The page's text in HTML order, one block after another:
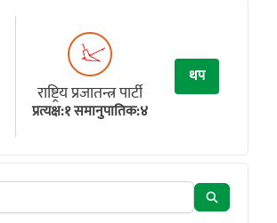
राष्ट्रिय प्रजातन्त्र पार्टी
प्रत्यक्ष:१ समानुपातिक:४
थप